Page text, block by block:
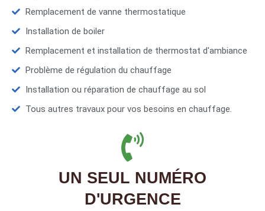
Remplacement de vanne thermostatique
Installation de boiler
Remplacement et installation de thermostat d'ambiance
Problème de régulation du chauffage
Installation ou réparation de chauffage au sol
Tous autres travaux pour vos besoins en chauffage.
UN SEUL NUMÉRO
D'URGENCE